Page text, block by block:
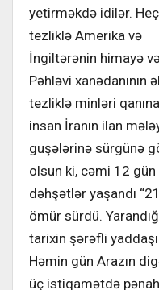
yetirməkdə idilər.
tezliklə Amerika və
İngiltərənin himayə
Pəhləvi xanədanının
tezliklə minləri
insan İranın ilan
guşələrinə sürgünə
olsun ki, cəmi 12 gün
dəhşətlər yaşandı
ömür sürdü.
tarixin şərəfli
Həmin gün Arazın
üç istiqamətdə